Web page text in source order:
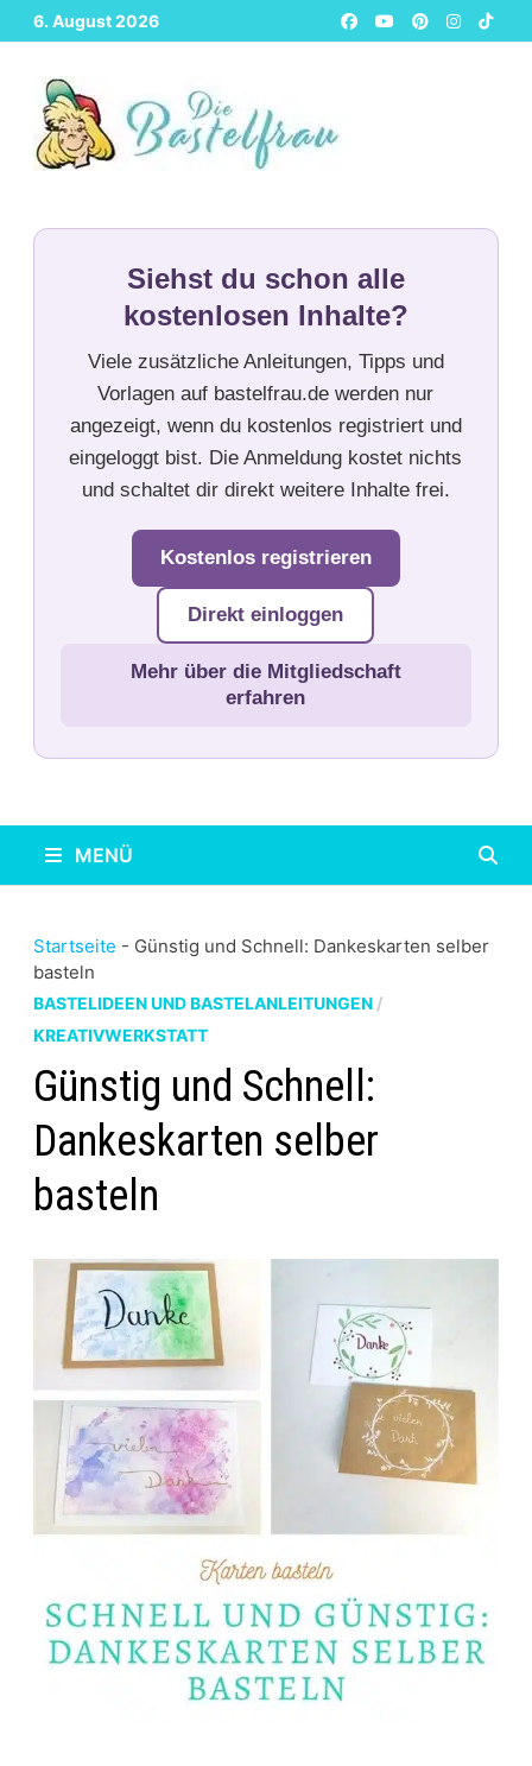
Zurück
zum
Inhalt
6. August 2026
Siehst du schon alle
kostenlosen Inhalte?
Viele zusätzliche Anleitungen, Tipps und
Vorlagen auf bastelfrau.de werden nur
angezeigt, wenn du kostenlos registriert und
eingeloggt bist. Die Anmeldung kostet nichts
und schaltet dir direkt weitere Inhalte frei.
Kostenlos registrieren
Direkt einloggen
Mehr über die Mitgliedschaft
erfahren
MENÜ
Startseite - Günstig und Schnell: Dankeskarten selber
basteln
BASTELIDEEN UND BASTELANLEITUNGEN/
KREATIVWERKSTATT
Günstig und Schnell:
Dankeskarten selber
basteln